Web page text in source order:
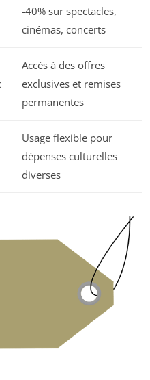
-40% sur spectacles,
cinémas, concerts
Accès à des offres
exclusives et remises
permanentes
Usage flexible pour
dépenses culturelles
diverses